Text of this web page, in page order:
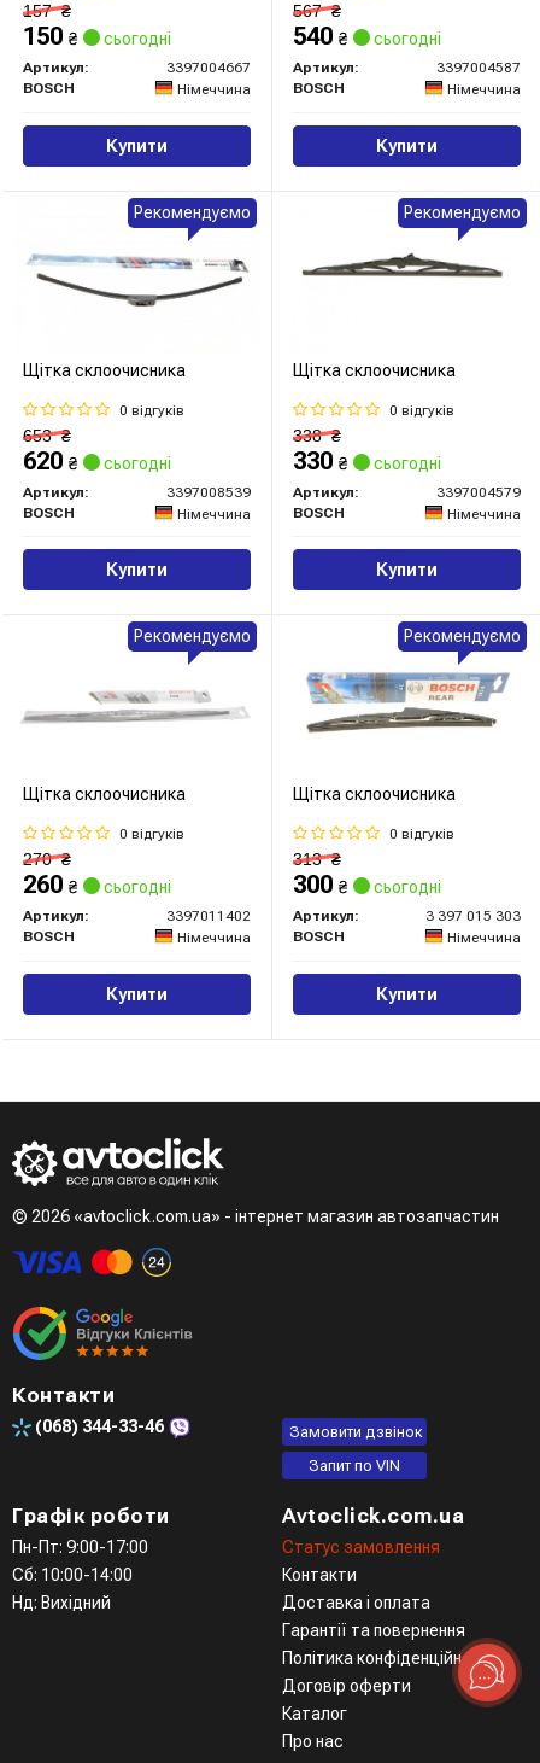
157₴
150 ₴ сьогодні
Артикул:
3397004667
BOSCH
Німеччина
Купити
567₴
540 ₴ сьогодні
Артикул:
3397004587
BOSCH
Німеччина
Купити
Щітка склоочисника
0 відгуків
653₴
620 ₴ сьогодні
Артикул:
3397008539
BOSCH
Німеччина
Купити
Рекомендуємо
Щітка склоочисника
0 відгуків
338₴
330 ₴ сьогодні
Артикул:
3397004579
BOSCH
Німеччина
Купити
Рекомендуємо
Щітка склоочисника
0 відгуків
270₴
260 ₴ сьогодні
Артикул:
3397011402
BOSCH
Німеччина
Купити
Рекомендуємо
Щітка склоочисника
0 відгуків
313₴
300 ₴ сьогодні
Артикул:
3 397 015 303
BOSCH
Німеччина
Купити
Рекомендуємо
© 2026 «avtoclick.com.ua» - інтернет магазин автозапчастин
Контакти
(068) 344-33-46
Замовити дзвінок
Запит по VIN
Графік роботи
Пн-Пт: 9:00-17:00
Сб: 10:00-14:00
Нд: Вихідний
Avtoclick.com.ua
Статус замовлення
Контакти
Доставка і оплата
Гарантії та повернення
Політика конфіденційності
Договір оферти
Каталог
Про нас